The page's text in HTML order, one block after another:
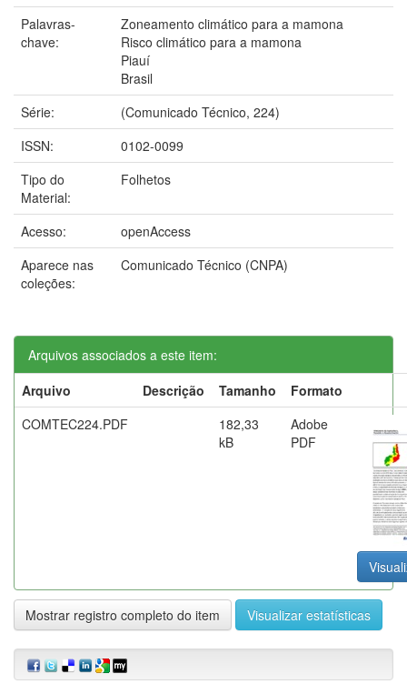
Palavras-
chave:
Zoneamento climático para a mamona
Risco climático para a mamona
Piauí
Brasil
Série:
(Comunicado Técnico, 224)
ISSN:
0102-0099
Tipo do
Material:
Folhetos
Acesso:
openAccess
Aparece nas
coleções:
Comunicado Técnico (CNPA)
Arquivos associados a este item:
Arquivo
Descrição Tamanho
Formato
COMTEC224.PDF
182,33
kB
Adobe
PDF
Mostrar registro completo do item Visualizar estatísticas